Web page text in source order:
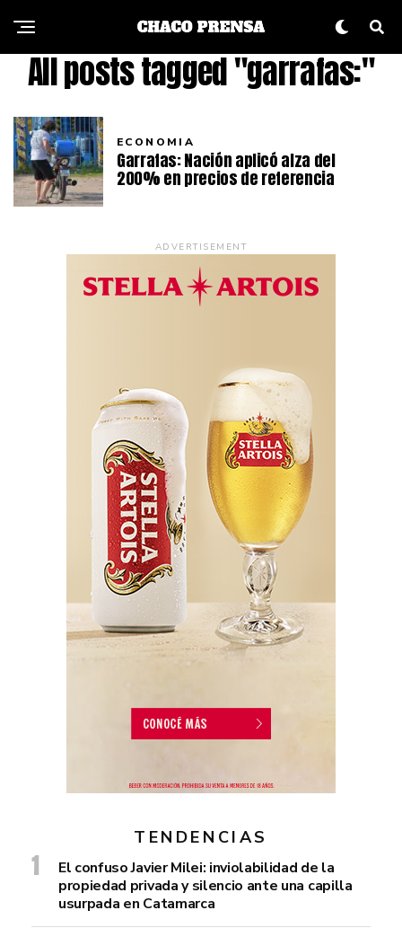
All posts tagged "garrafas:"
ECONOMIA
Garrafas: Nación aplicó alza del
200% en precios de referencia
ADVERTISEMENT
TENDENCIAS
El confuso Javier Milei: inviolabilidad de la
propiedad privada y silencio ante una capilla
usurpada en Catamarca